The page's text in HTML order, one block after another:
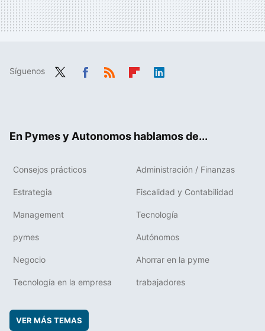
Síguenos
En Pymes y Autonomos hablamos de...
Consejos prácticos Administración / Finanzas
Estrategia Fiscalidad y Contabilidad
Management Tecnología
pymes Autónomos
Negocio Ahorrar en la pyme
Tecnología en la empresa trabajadores
VER MÁS TEMAS